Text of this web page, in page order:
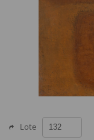
Lote